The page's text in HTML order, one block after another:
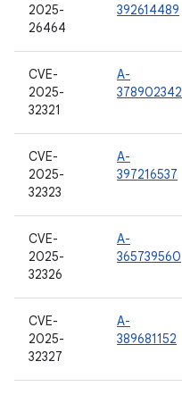
2025-
26464
392614489
CVE-
2025-
32321
A-
378902342
CVE-
2025-
32323
A-
397216537
CVE-
2025-
32326
A-
365739560
CVE-
2025-
32327
A-
389681152